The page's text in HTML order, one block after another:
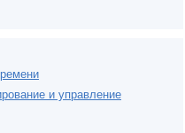
и управление